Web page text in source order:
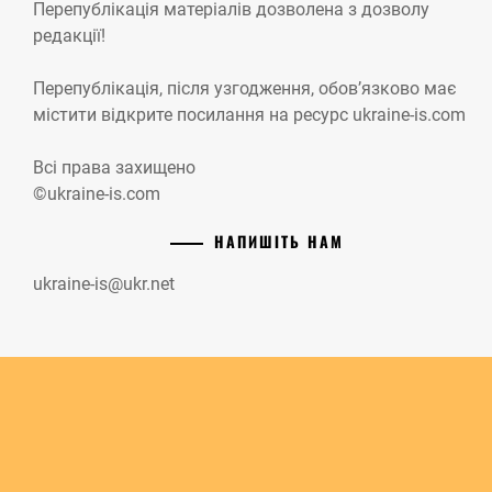
Перепублікація матеріалів дозволена з дозволу
редакції!
Перепублікація, після узгодження, обов’язково має
містити відкрите посилання на ресурс ukraine-is.com
Всі права захищено
©ukraine-is.com
НАПИШІТЬ НАМ
ukraine-is@ukr.net